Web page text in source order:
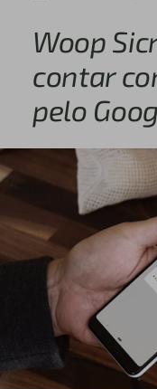
Woop
contar
pelo